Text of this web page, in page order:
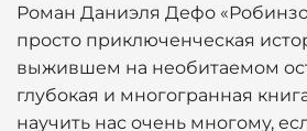
Роман Даниэля Дефо
просто приключенческая
выжившем на необитаемом
глубокая и многогранная
научить нас очень многому,